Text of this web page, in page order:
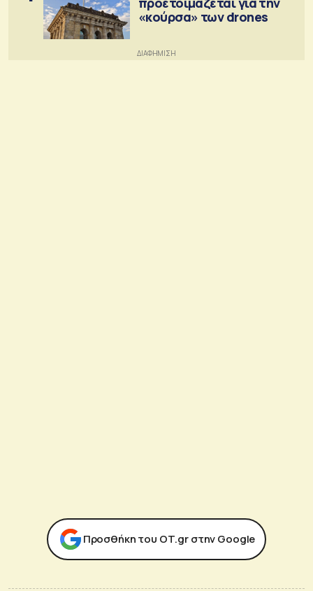
«κούρσα» των drones
Προσθήκη του ΟΤ.gr στην Google